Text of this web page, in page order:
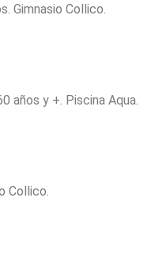
Gimnasio Collico.
años y +. Piscina Aqua.
Collico.